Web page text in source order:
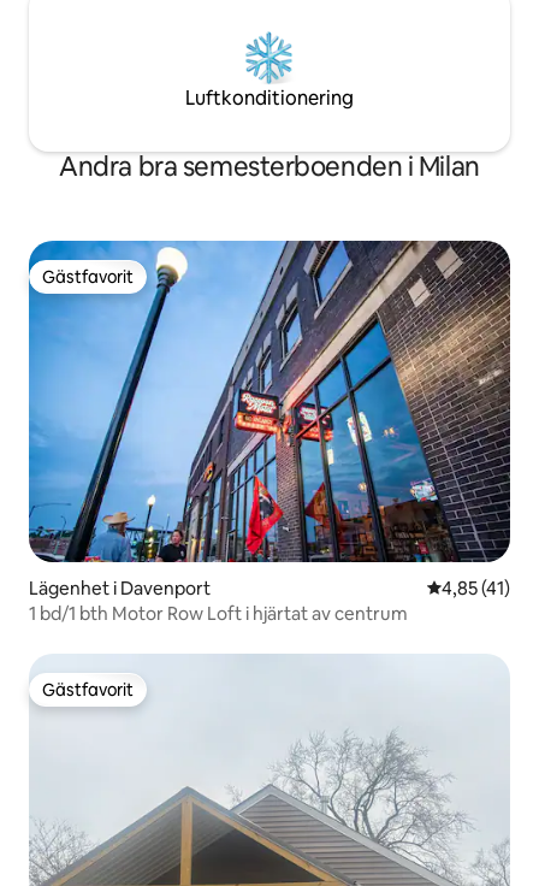
Luftkonditionering
Andra bra semesterboenden i Milan
Gästfavorit
Gästfavorit
Lägenhet i Davenport 4,85 av 5 i
4,85 (41)
1 bd/1 bth Motor Row Loft i hjärtat av centrum
Gästfavorit
Gästfavorit